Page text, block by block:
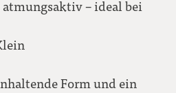
atmungsaktiv – ideal bei
Form und ein